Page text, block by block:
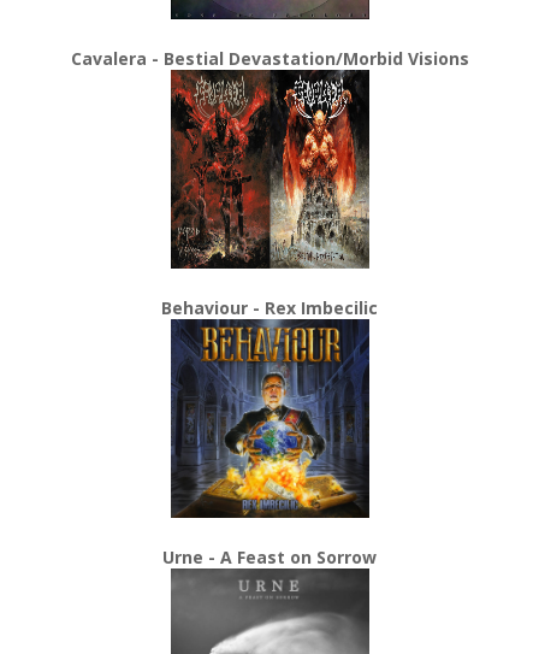
Cavalera - Bestial Devastation/Morbid Visions
Behaviour - Rex Imbecilic
Urne - A Feast on Sorrow